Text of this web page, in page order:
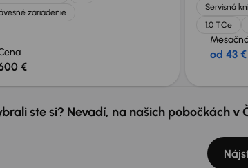
zariadenie
€
Servisná
1.0 TCe
od 43 €
ste si? Nevadí, na našich pobočkách